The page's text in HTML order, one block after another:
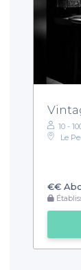
10 -
Le
€€